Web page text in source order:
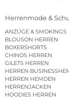
Herrenmode &
ANZÜGE & SMOKINGS
BLOUSON HERREN
BOXERSHORTS
CHINOS HERREN
GILETS HERREN
HERREN
HERREN HEMDEN
HERRENJACKEN
HOODIES HERREN